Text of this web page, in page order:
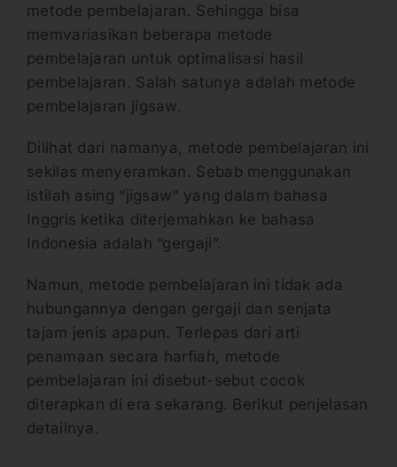
metode pembelajaran. Sehingga bisa
memvariasikan beberapa metode
pembelajaran untuk optimalisasi hasil
pembelajaran. Salah satunya adalah metode
pembelajaran jigsaw.
Dilihat dari namanya, metode pembelajaran ini
sekilas menyeramkan. Sebab menggunakan
istilah asing “jigsaw” yang dalam bahasa
Inggris ketika diterjemahkan ke bahasa
Indonesia adalah “gergaji”.
Namun, metode pembelajaran ini tidak ada
hubungannya dengan gergaji dan senjata
tajam jenis apapun. Terlepas dari arti
penamaan secara harfiah, metode
pembelajaran ini disebut-sebut cocok
diterapkan di era sekarang. Berikut penjelasan
detailnya.